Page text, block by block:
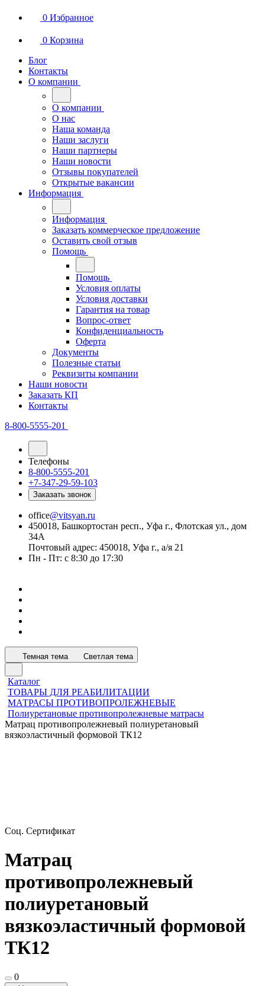
0 Избранное
0 Корзина
Блог
Контакты
О компании
О компании
О нас
Наша команда
Наши заслуги
Наши партнеры
Наши новости
Отзывы покупателей
Открытые вакансии
Информация
Информация
Заказать коммерческое предложение
Оставить свой отзыв
Помощь
Помощь
Условия оплаты
Условия доставки
Гарантия на товар
Вопрос-ответ
Конфиденциальность
Оферта
Документы
Полезные статьи
Реквизиты компании
Наши новости
Заказать КП
Контакты
8-800-5555-201
Телефоны
8-800-5555-201
+7-347-29-59-103
Заказать звонок
office@vitsyan.ru
450018, Башкортостан респ., Уфа г., Флотская ул., дом
34А
Почтовый адрес: 450018, Уфа г., а/я 21
Пн - Пт: с 8:30 до 17:30
Темная тема Светлая тема
Каталог
ТОВАРЫ ДЛЯ РЕАБИЛИТАЦИИ
МАТРАСЫ ПРОТИВОПРОЛЕЖНЕВЫЕ
Полиуретановые противопролежневые матрасы
Матрац противопролежневый полиуретановый
вязкоэластичный формовой ТК12
Соц. Сертификат
Матрац
противопролежневый
полиуретановый
вязкоэластичный формовой
ТК12
0